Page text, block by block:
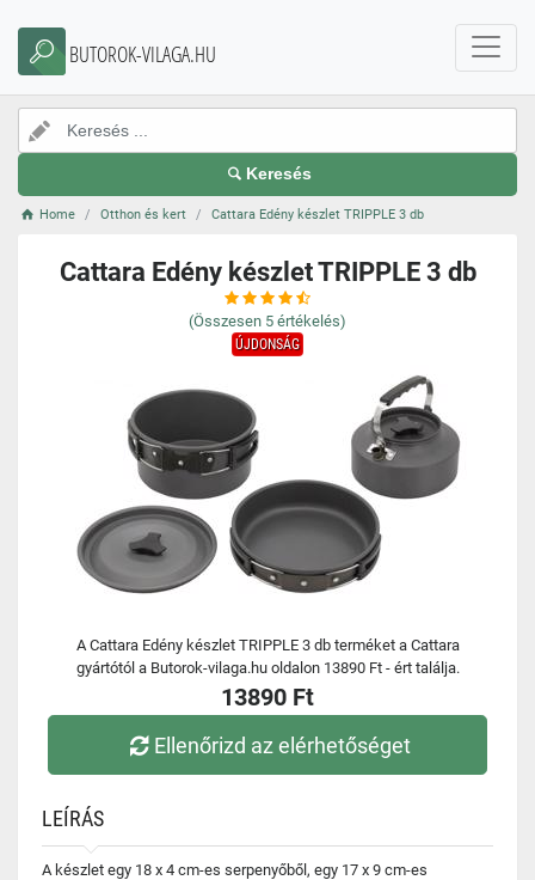
BUTOROK-VILAGA.HU
Keresés
Home Otthon és kert Cattara Edény készlet TRIPPLE 3 db
Cattara Edény készlet TRIPPLE 3 db
(Összesen 5 értékelés)
ÚJDONSÁG
A Cattara Edény készlet TRIPPLE 3 db terméket a Cattara
gyártótól a Butorok-vilaga.hu oldalon 13890 Ft - ért találja.
13890 Ft
Ellenőrizd az elérhetőséget
LEÍRÁS
A készlet egy 18 x 4 cm-es serpenyőből, egy 17 x 9 cm-es